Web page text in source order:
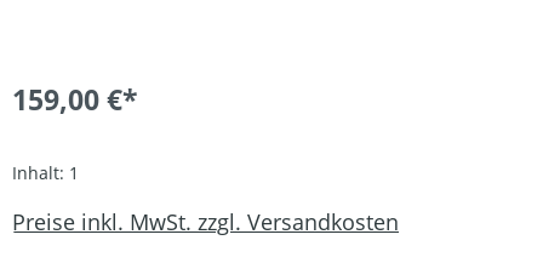
159,00 €*
Inhalt: 1
Preise inkl. MwSt. zzgl. Versandkosten